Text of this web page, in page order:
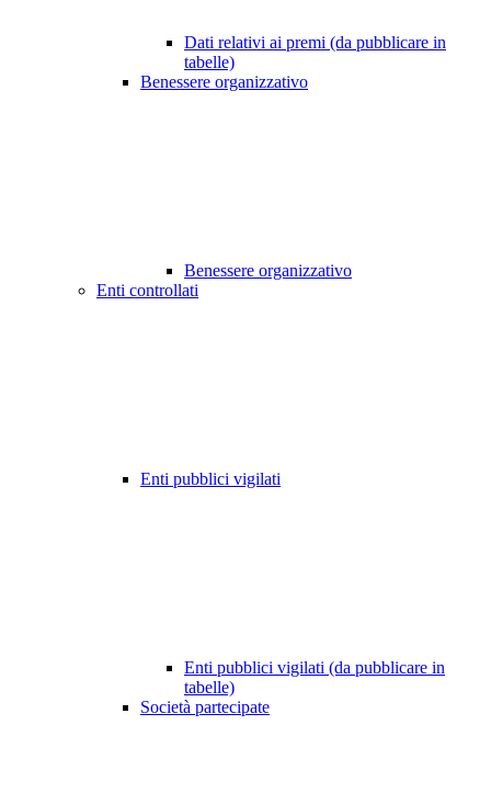
Dati relativi ai premi (da pubblicare in
tabelle)
Benessere organizzativo
Benessere organizzativo
Enti controllati
Enti pubblici vigilati
Enti pubblici vigilati (da pubblicare in
tabelle)
Società partecipate